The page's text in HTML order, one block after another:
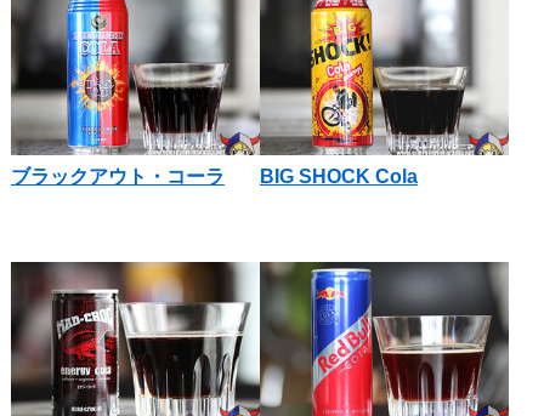
ブラックアウト・コーラ BIG SHOCK Cola